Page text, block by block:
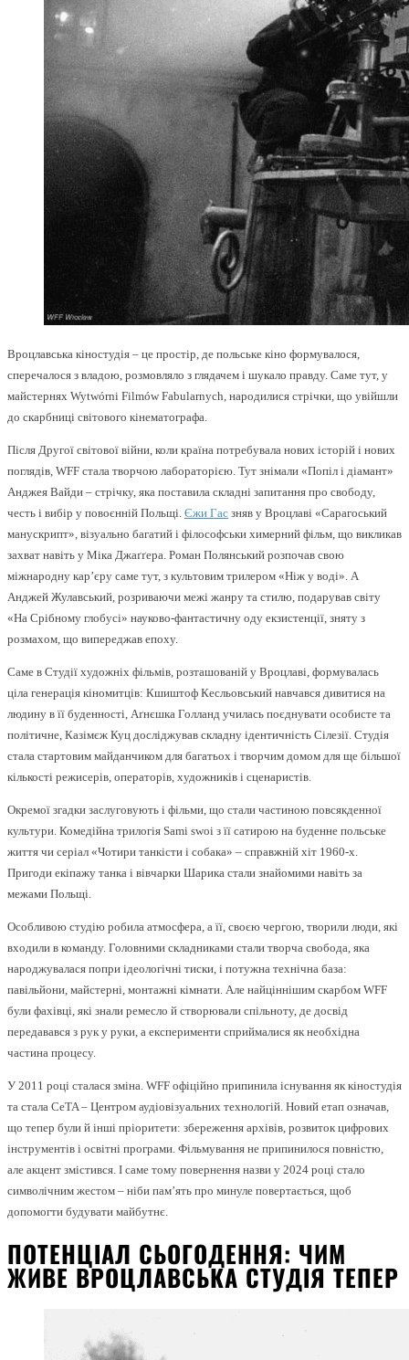
Вроцлавська кіностудія – це простір, де польське кіно формувалося,
сперечалося з владою, розмовляло з глядачем і шукало правду. Саме тут, у
майстернях Wytwórni Filmów Fabularnych, народилися стрічки, що увійшли
до скарбниці світового кінематографа.
Після Другої світової війни, коли країна потребувала нових історій і нових
поглядів, WFF стала творчою лабораторією. Тут знімали «Попіл і діамант»
Анджея Вайди – стрічку, яка поставила складні запитання про свободу,
честь і вибір у повоєнній Польщі. Єжи Гас зняв у Вроцлаві «Сарагоський
манускрипт», візуально багатий і філософськи химерний фільм, що викликав
захват навіть у Міка Джаґґера. Роман Полянський розпочав свою
міжнародну кар’єру саме тут, з культовим трилером «Ніж у воді». А
Анджей Жулавський, розриваючи межі жанру та стилю, подарував світу
«На Срібному глобусі» науково-фантастичну оду екзистенції, зняту з
розмахом, що випереджав епоху.
Саме в Студії художніх фільмів, розташованій у Вроцлаві, формувалась
ціла генерація кіномитців: Кшиштоф Кесльовський навчався дивитися на
людину в її буденності, Аґнєшка Голланд училась поєднувати особисте та
політичне, Казімєж Куц досліджував складну ідентичність Сілезії. Студія
стала стартовим майданчиком для багатьох і творчим домом для ще більшої
кількості режисерів, операторів, художників і сценаристів.
Окремої згадки заслуговують і фільми, що стали частиною повсякденної
культури. Комедійна трилогія Sami swoi з її сатирою на буденне польське
життя чи серіал «Чотири танкісти і собака» – справжній хіт 1960-х.
Пригоди екіпажу танка і вівчарки Шарика стали знайомими навіть за
межами Польщі.
Особливою студію робила атмосфера, а її, своєю чергою, творили люди, які
входили в команду. Головними складниками стали творча свобода, яка
народжувалася попри ідеологічні тиски, і потужна технічна база:
павільйони, майстерні, монтажні кімнати. Але найціннішим скарбом WFF
були фахівці, які знали ремесло й створювали спільноту, де досвід
передавався з рук у руки, а експерименти сприймалися як необхідна
частина процесу.
У 2011 році сталася зміна. WFF офіційно припинила існування як кіностудія
та стала CeTA – Центром аудіовізуальних технологій. Новий етап означав,
що тепер були й інші пріоритети: збереження архівів, розвиток цифрових
інструментів і освітні програми. Фільмування не припинилося повністю,
але акцент змістився. І саме тому повернення назви у 2024 році стало
символічним жестом – ніби пам’ять про минуле повертається, щоб
допомогти будувати майбутнє.
ПОТЕНЦІАЛ СЬОГОДЕННЯ: ЧИМ
ЖИВЕ ВРОЦЛАВСЬКА СТУДІЯ ТЕПЕР